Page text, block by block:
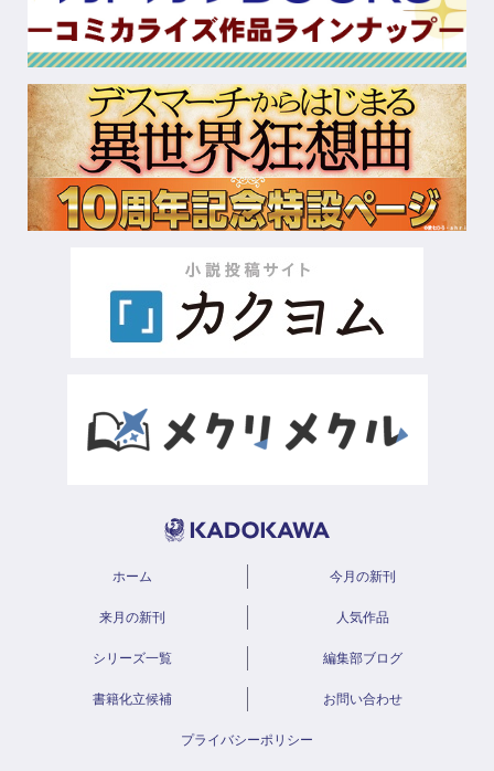
ホーム 今月の新刊
来月の新刊 人気作品
シリーズ一覧 編集部ブログ
書籍化立候補 お問い合わせ
プライバシーポリシー